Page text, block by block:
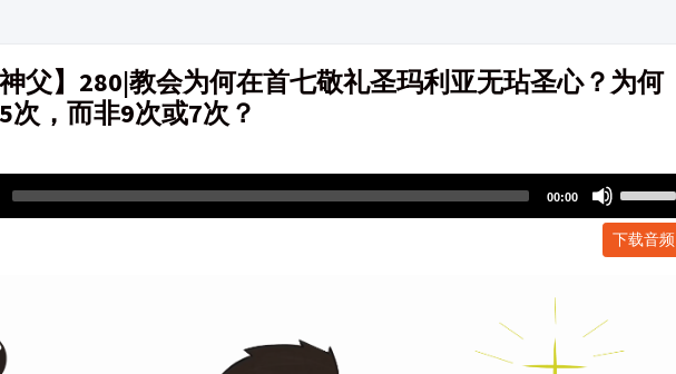
神父】280|教会为何在首七敬礼圣玛利亚无玷圣心？为何
次，而非9次或7次？
00:00
Arrow
下载音频